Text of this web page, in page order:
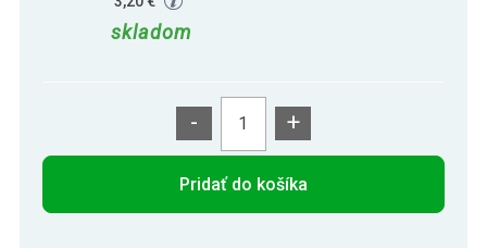
skladom
- +
Pridať do košíka